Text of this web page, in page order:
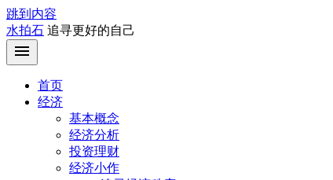
跳到内容
水拍石 追寻更好的自己
首页
经济
基本概念
经济分析
投资理财
经济小作